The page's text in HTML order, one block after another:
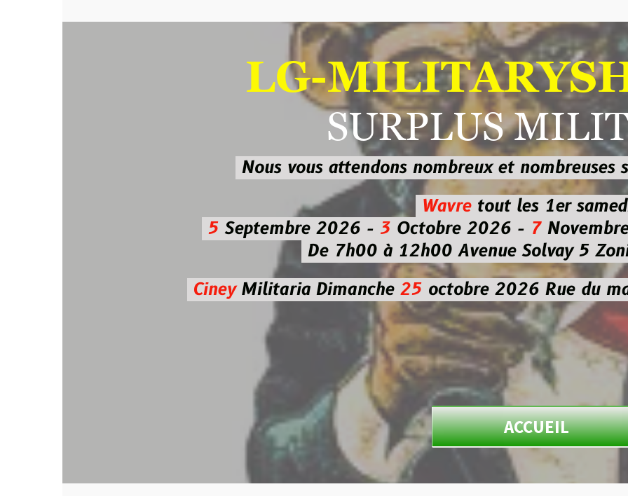
LG-
SURPLUS
Nous vous attendons nombreux et nombreusessur les
Wavre
tout les 1er samedi
Septembre 2026 -3Octobre 2026 - 7Novembre 2026
De 7h00 à 12h00 Avenue Solvay 5 Zoning
MilitariaDimanche25octobre 2026Rue du marché
ACCUEIL